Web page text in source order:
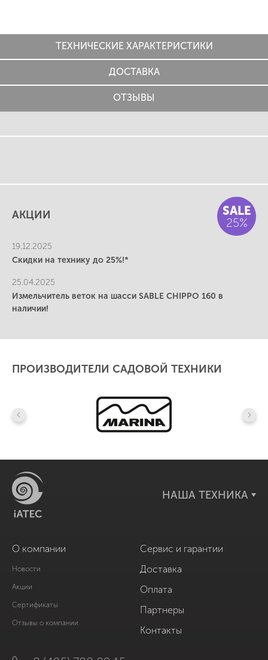
ТЕХНИЧЕСКИЕ ХАРАКТЕРИСТИКИ
ДОСТАВКА
ОТЗЫВЫ
АКЦИИ
SALE
25%
19.12.2025
Скидки на технику до 25%!*
25.04.2025
Измельчитель веток на шасси SABLE CHIPPO 160 в
наличии!
ПРОИЗВОДИТЕЛИ САДОВОЙ ТЕХНИКИ
НАША ТЕХНИКА
О компании
Новости
Акции
Сертификаты
Отзывы о компании
Сервис и гарантии
Доставка
Оплата
Партнеры
Контакты